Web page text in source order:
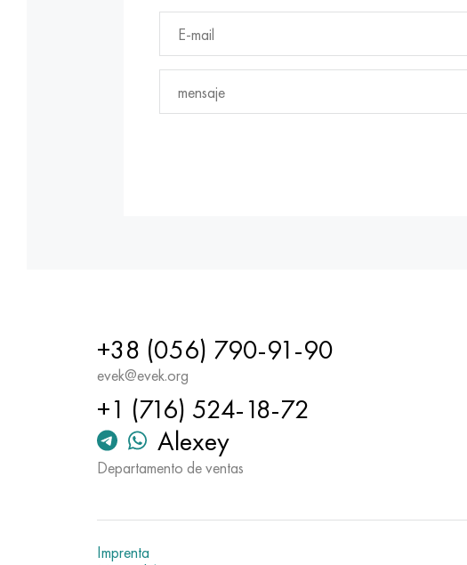
+38 (056) 790-91-90
evek@evek.org
+1 (716) 524-18-72
Alexey
Departamento de ventas
Imprenta